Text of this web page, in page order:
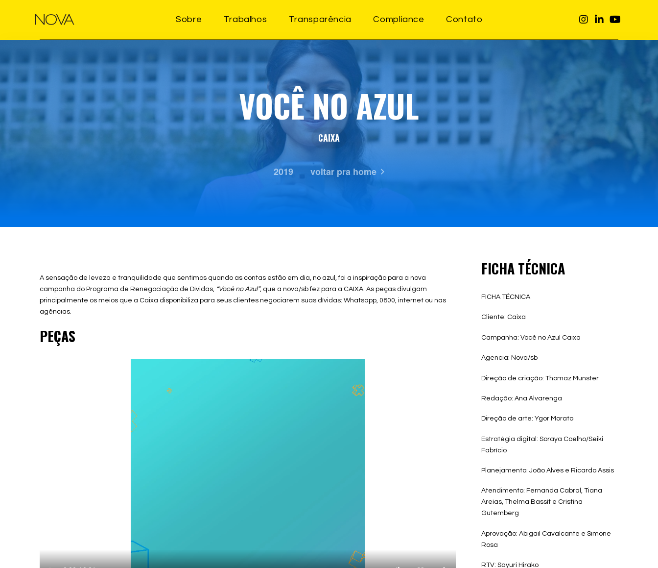
Sobre Trabalhos Transparência Compliance Contato
VOCÊ NO AZUL
CAIXA
2019 voltar pra home
A sensação de leveza e tranquilidade que sentimos quando as contas estão em dia, no azul, foi a inspiração para a nova
campanha do Programa de Renegociação de Dívidas, “Você no Azul”, que a nova/sb fez para a CAIXA. As peças divulgam
principalmente os meios que a Caixa disponibiliza para seus clientes negociarem suas dívidas: Whatsapp, 0800, internet ou nas
agências.
PEÇAS
FICHA TÉCNICA
FICHA TÉCNICA
Cliente: Caixa
Campanha: Você no Azul Caixa
Agencia: Nova/sb
Direção de criação: Thomaz Munster
Redação: Ana Alvarenga
Direção de arte: Ygor Morato
Estratégia digital: Soraya Coelho/Seiki
Fabrício
Planejamento: João Alves e Ricardo Assis
Atendimento: Fernanda Cabral, Tiana
Areias, Thelma Bassit e Cristina
Gutemberg
Aprovação: Abigail Cavalcante e Simone
Rosa
RTV: Sayuri Hirako